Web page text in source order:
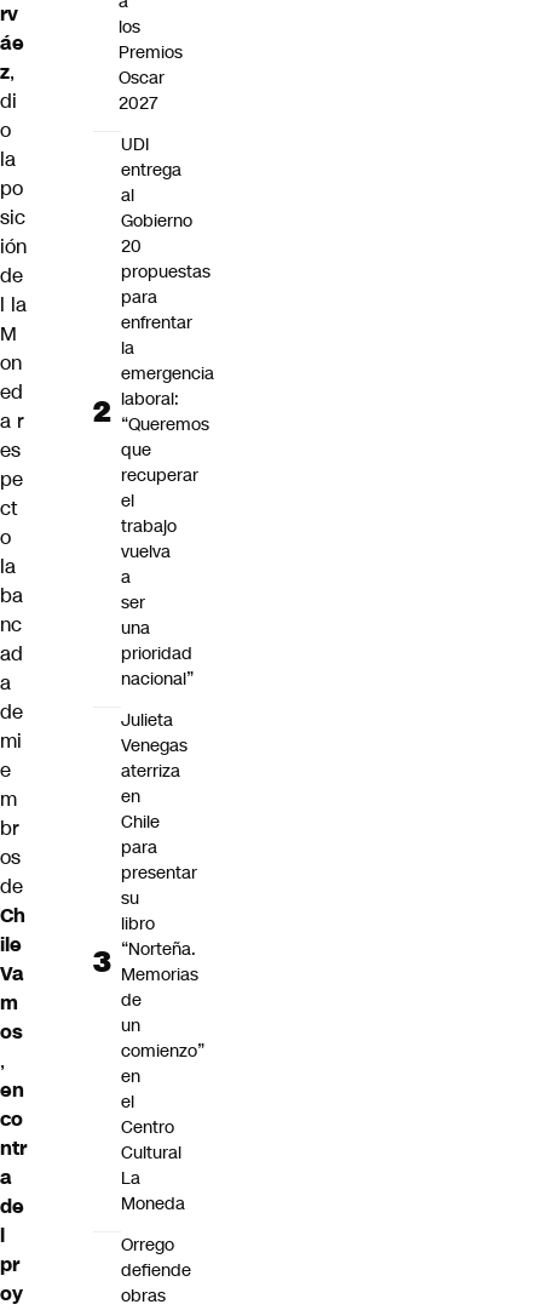
rv
áe
z,
di
o
la
po
sic
ión
de
l la
M
on
ed
a r
es
pe
ct
o
la
ba
nc
ad
a
de
mi
e
m
br
os
de
Ch
ile
Va
m
os
,
en
co
ntr
a
de
l
pr
oy
los
Premios
Oscar
2027
UDI
entrega
al
Gobierno
20
propuestas
para
enfrentar
la
emergencia
laboral:
“Queremos
que
recuperar
el
trabajo
vuelva
a
ser
una
prioridad
nacional”
Julieta
Venegas
aterriza
en
Chile
para
presentar
su
libro
“Norteña.
Memorias
de
un
comienzo”
en
el
Centro
Cultural
La
Moneda
Orrego
defiende
obras